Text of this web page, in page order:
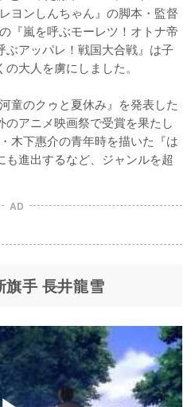
ヨンしんちゃん』の脚本・監督
『嵐を呼ぶモーレツ！オトナ帝
ぶアッパレ！戦国大合戦』は子
大人を虜にしました。
童のクゥと夏休み』を発表した
アニメ映画祭で受賞を果たし
木下惠介の青年時を描いた『は
も進出するなど、ジャンルを超
AD
旗手 長井龍雪